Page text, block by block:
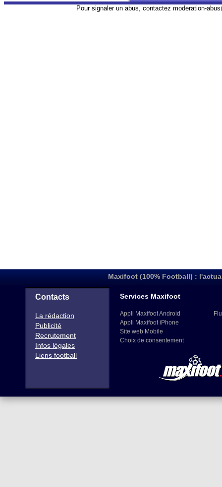
Pour signaler un abus, contactez moderation-
Maxifoot (100% Football) :
Contacts
La rédaction
Publicité
Recrutement
Infos légales
Liens football
Services Maxifoot
Appli Maxifoot Android
Appli Maxifoot iPhone
Site web Mobile
Choix de consentement